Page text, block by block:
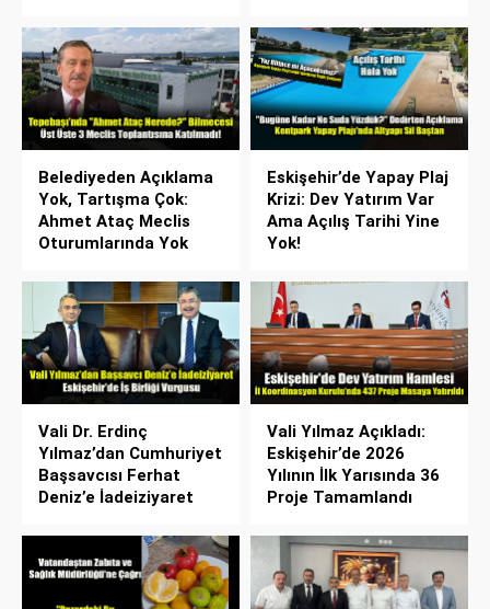
Belediyeden Açıklama
Yok, Tartışma Çok:
Ahmet Ataç Meclis
Oturumlarında Yok
Eskişehir’de Yapay Plaj
Krizi: Dev Yatırım Var
Ama Açılış Tarihi Yine
Yok!
Vali Dr. Erdinç
Yılmaz’dan Cumhuriyet
Başsavcısı Ferhat
Deniz’e İadeiziyaret
Vali Yılmaz Açıkladı:
Eskişehir’de 2026
Yılının İlk Yarısında 36
Proje Tamamlandı